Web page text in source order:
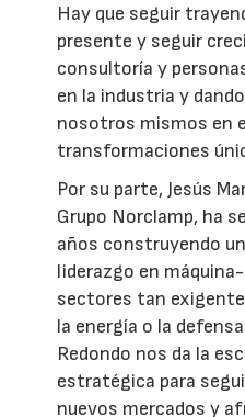
Hay que seguir
presente y seguir
consultoría y
en la industria y
nosotros mismos en
transformaciones
Por su parte, Jesús
Grupo Norclamp, ha
años construyendo
liderazgo en
sectores tan
la energía o la
Redondo nos da la
estratégica para
nuevos mercados y